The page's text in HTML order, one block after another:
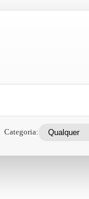
Categoria: